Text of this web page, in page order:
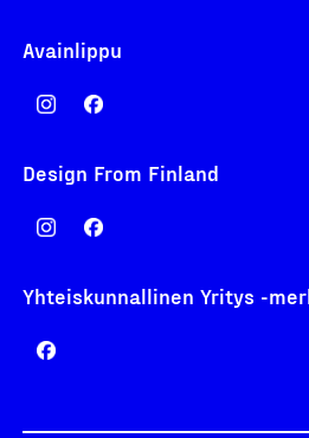
Avainlippu
Design From Finland
Yhteiskunnallinen Yritys -